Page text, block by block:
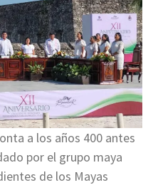
a los años 400 antes
por el grupo maya
de los Mayas